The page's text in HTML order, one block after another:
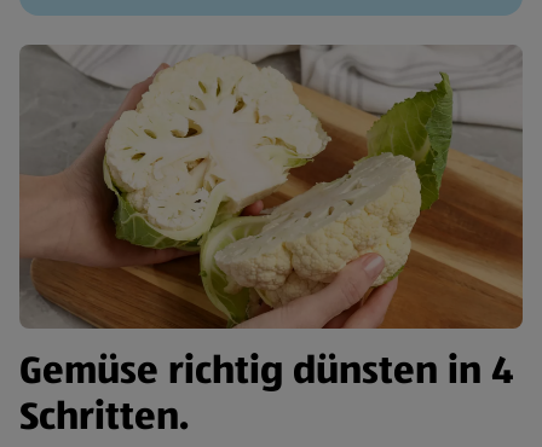
Gemüse richtig dünsten in 4
Schritten.